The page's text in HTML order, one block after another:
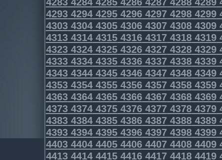
4293429442954296429742984299
4303430443054306430743084309
4313431443154316431743184319
4323432443254326432743284329
4333433443354336433743384339
4343434443454346434743484349
4353435443554356435743584359
4363436443654366436743684369
4373437443754376437743784379
4383438443854386438743884389
4393439443954396439743984399
4403440444054406440744084409
4413441444154416441744184419